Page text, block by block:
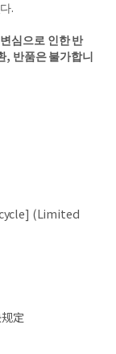
.
심으로 인한 반
, 반품은 불가합니
(Limited
定